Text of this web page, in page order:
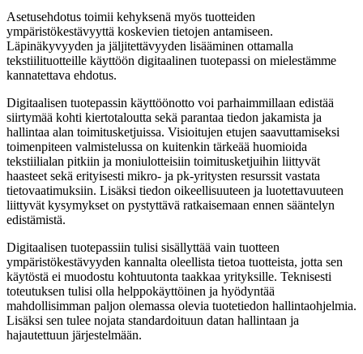
Asetusehdotus toimii kehyksenä myös tuotteiden
ympäristökestävyyttä koskevien tietojen antamiseen.
Läpinäkyvyyden ja jäljitettävyyden lisääminen ottamalla
tekstiilituotteille käyttöön digitaalinen tuotepassi on mielestämme
kannatettava ehdotus.
Digitaalisen tuotepassin käyttöönotto voi parhaimmillaan edistää
siirtymää kohti kiertotaloutta sekä parantaa tiedon jakamista ja
hallintaa alan toimitusketjuissa. Visioitujen etujen saavuttamiseksi
toimenpiteen valmistelussa on kuitenkin tärkeää huomioida
tekstiilialan pitkiin ja moniulotteisiin toimitusketjuihin liittyvät
haasteet sekä erityisesti mikro- ja pk-yritysten resurssit vastata
tietovaatimuksiin. Lisäksi tiedon oikeellisuuteen ja luotettavuuteen
liittyvät kysymykset on pystyttävä ratkaisemaan ennen sääntelyn
edistämistä.
Digitaalisen tuotepassiin tulisi sisällyttää vain tuotteen
ympäristökestävyyden kannalta oleellista tietoa tuotteista, jotta sen
käytöstä ei muodostu kohtuutonta taakkaa yrityksille. Teknisesti
toteutuksen tulisi olla helppokäyttöinen ja hyödyntää
mahdollisimman paljon olemassa olevia tuotetiedon hallintaohjelmia.
Lisäksi sen tulee nojata standardoituun datan hallintaan ja
hajautettuun järjestelmään.